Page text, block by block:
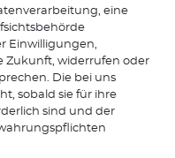
eine
Einwilligungen,
Zukunft, widerrufen oder
Die bei uns
sobald sie für ihre
sind und der